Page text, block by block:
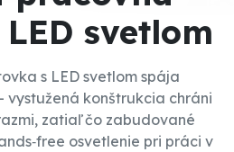
svetlom
s LED svetlom spája
vystužená konštrukcia chráni
zatiaľ čo zabudované
osvetlenie pri práci v